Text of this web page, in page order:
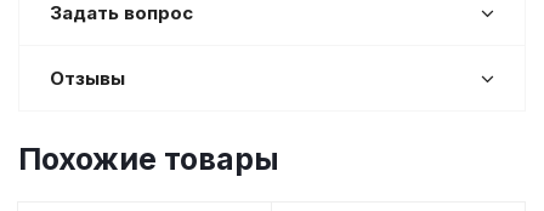
Задать вопрос
Отзывы
Похожие товары